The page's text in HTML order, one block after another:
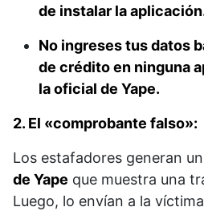
de instalar la
No ingreses tus datos
de crédito en ninguna
la oficial de Yape.
2. El «comprobante falso»:
Los estafadores generan un
de Yape que muestra una
Luego, lo envían a la